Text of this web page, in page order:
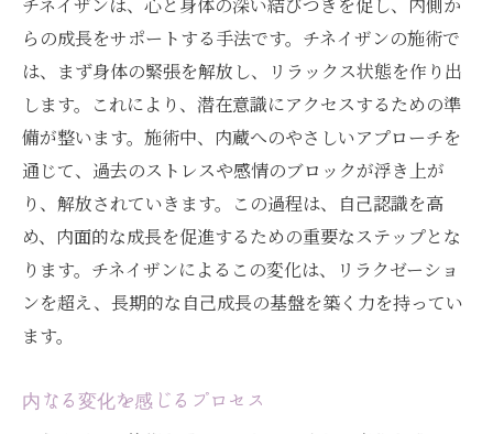
らの成長をサポートする手法です。チネイザンの施術で
は、まず身体の緊張を解放し、リラックス状態を作り出
します。これにより、潜在意識にアクセスするための準
備が整います。施術中、内蔵へのやさしいアプローチを
通じて、過去のストレスや感情のブロックが浮き上が
り、解放されていきます。この過程は、自己認識を高
め、内面的な成長を促進するための重要なステップとな
ります。チネイザンによるこの変化は、リラクゼーショ
ンを超え、長期的な自己成長の基盤を築く力を持ってい
ます。
内なる変化を感じるプロセス